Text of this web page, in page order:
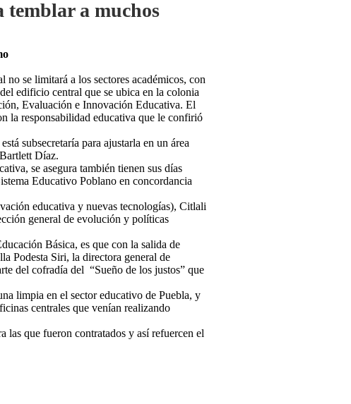
temblar a muchos
no se limitará a los sectores académicos, con
edificio central que se ubica en la colonia
Evaluación e Innovación Educativa. El
la responsabilidad educativa que le confirió
subsecretaría para ajustarla en un área
Díaz.
se asegura también tienen sus días
Educativo Poblano en concordancia
educativa y nuevas tecnologías), Citlali
general de evolución y políticas
Básica, es que con la salida de
Podesta Siri, la directora general de
del cofradía del “Sueño de los justos” que
limpia en el sector educativo de Puebla, y
centrales que venían realizando
las que fueron contratados y así refuercen el